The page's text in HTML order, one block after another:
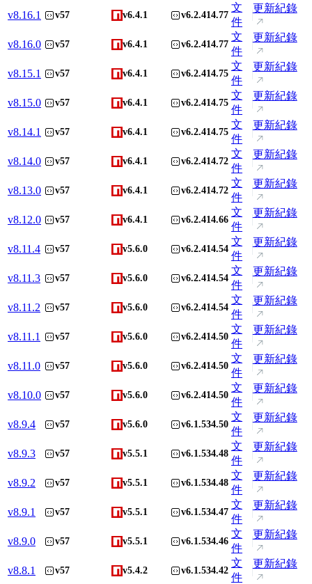
v8.16.1 v57 v6.4.1 v6.2.414.77
文
件
更新紀錄
v8.16.0 v57 v6.4.1 v6.2.414.77
文
件
更新紀錄
v8.15.1 v57 v6.4.1 v6.2.414.75
文
件
更新紀錄
v8.15.0 v57 v6.4.1 v6.2.414.75
文
件
更新紀錄
v8.14.1 v57 v6.4.1 v6.2.414.75
文
件
更新紀錄
v8.14.0 v57 v6.4.1 v6.2.414.72
文
件
更新紀錄
v8.13.0 v57 v6.4.1 v6.2.414.72
文
件
更新紀錄
v8.12.0 v57 v6.4.1 v6.2.414.66
文
件
更新紀錄
v8.11.4 v57 v5.6.0 v6.2.414.54
文
件
更新紀錄
v8.11.3 v57 v5.6.0 v6.2.414.54
文
件
更新紀錄
v8.11.2 v57 v5.6.0 v6.2.414.54
文
件
更新紀錄
v8.11.1 v57 v5.6.0 v6.2.414.50
文
件
更新紀錄
v8.11.0 v57 v5.6.0 v6.2.414.50
文
件
更新紀錄
v8.10.0 v57 v5.6.0 v6.2.414.50
文
件
更新紀錄
v8.9.4 v57 v5.6.0 v6.1.534.50
文
件
更新紀錄
v8.9.3 v57 v5.5.1 v6.1.534.48
文
件
更新紀錄
v8.9.2 v57 v5.5.1 v6.1.534.48
文
件
更新紀錄
v8.9.1 v57 v5.5.1 v6.1.534.47
文
件
更新紀錄
v8.9.0 v57 v5.5.1 v6.1.534.46
文
件
更新紀錄
v8.8.1 v57 v5.4.2 v6.1.534.42
文
件
更新紀錄